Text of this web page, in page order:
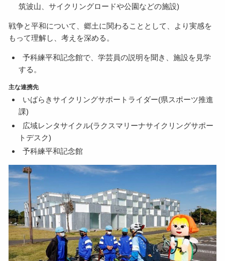
筑波山、サイクリングロードや公園などの施設)
戦争と平和について、郷土に関わることとして、より実感を
もって理解し、考えを深める。
予科練平和記念館で、学芸員の説明を聞き、施設を見学
する。
主な連携先
いばらきサイクリングサポートライダー(県スポーツ推進
課)
広域レンタサイクル(ラクスマリーナサイクリングサポー
トデスク)
予科練平和記念館